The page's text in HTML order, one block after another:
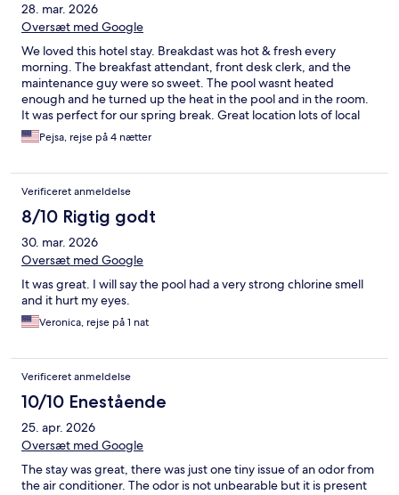
28. mar. 2026
Oversæt med Google
We loved this hotel stay. Breakdast was hot & fresh every
morning. The breakfast attendant, front desk clerk, and the
maintenance guy were so sweet. The pool wasnt heated
enough and he turned up the heat in the pool and in the room.
It was perfect for our spring break. Great location lots of local
eats and things to do near by. We will definitely be back
Pejsa, rejse på 4 nætter
Verificeret anmeldelse
8/10 Rigtig godt
30. mar. 2026
Oversæt med Google
It was great. I will say the pool had a very strong chlorine smell
and it hurt my eyes.
Veronica, rejse på 1 nat
Verificeret anmeldelse
10/10 Enestående
25. apr. 2026
Oversæt med Google
The stay was great, there was just one tiny issue of an odor from
the air conditioner. The odor is not unbearable but it is present